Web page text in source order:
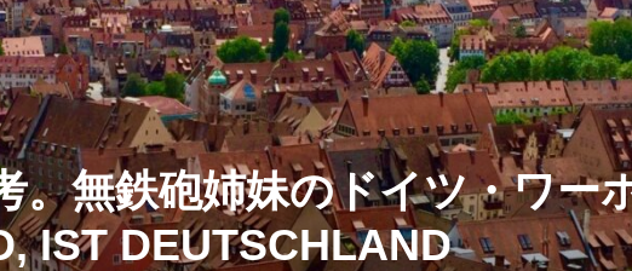
。無鉄砲姉妹のドイツ・ワー
IST DEUTSCHLAND